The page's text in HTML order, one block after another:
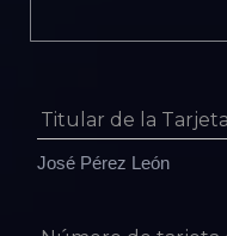
Titular de la Tarjeta
José Pérez León